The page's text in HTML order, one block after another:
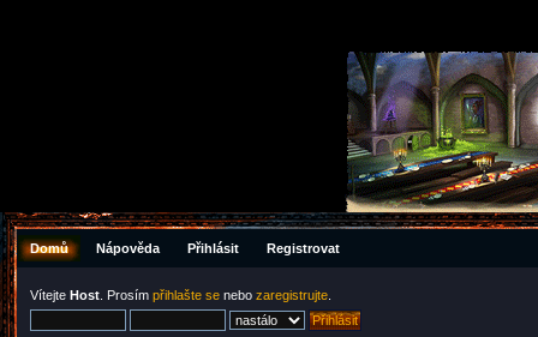
Domů Nápověda Přihlásit Registrovat
Vítejte Host . Prosím přihlašte se nebo zaregistrujte